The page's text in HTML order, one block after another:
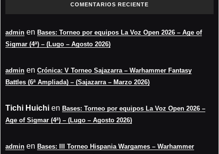
COMENTARIOS RECIENTE
admin en Bases: Torneo por equipos La Voz Open 2026 – Age of
Sigmar (4ª) – (Lugo – Agosto 2026)
admin en Crónica: V Torneo Sajazarra – Warhammer Fantasy
Battles (6ª Ampliada) – (Sajazarra – Marzo 2026)
Tichi Huichi en Bases: Torneo por equipos La Voz Open 2026 –
Age of Sigmar (4ª) – (Lugo – Agosto 2026)
admin en Bases: III Torneo Hispania Wargames – Warhammer